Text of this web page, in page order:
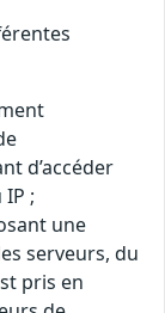
d’accéder
IP ;
une
serveurs, du
pris en